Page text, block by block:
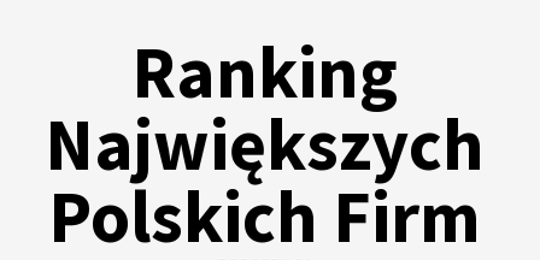
Ranking
Największych
Polskich Firm